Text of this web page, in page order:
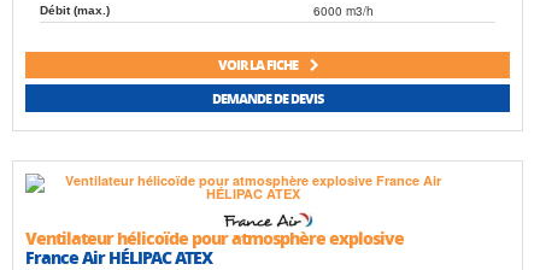
Débit (max.) 6000 m3/h
VOIR LA FICHE
DEMANDE DE DEVIS
Ventilateur hélicoïde pour atmosphère explosive
France Air HÉLIPAC ATEX